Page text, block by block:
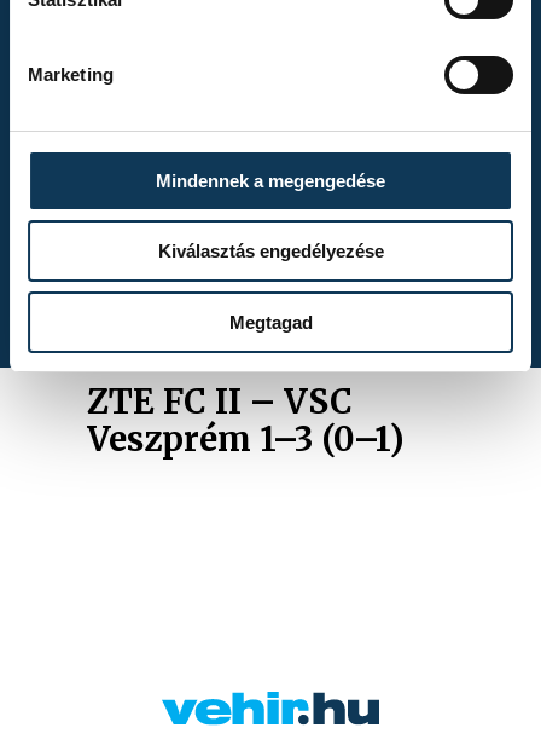
Marketing
Mindennek a megengedése
Kiválasztás engedélyezése
Megtagad
Kékszalag 2026.
ZTE FC II – VSC
Veszprém 1–3 (0–1)